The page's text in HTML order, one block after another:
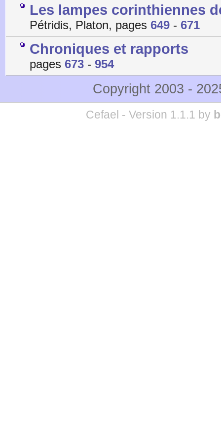
Les lampes corinthiennes
Pétridis, Platon, pages 649 - 671
Chroniques et rapports
pages 673 - 954
Copyright 2003 -
Cefael - Version 1.1.1 by